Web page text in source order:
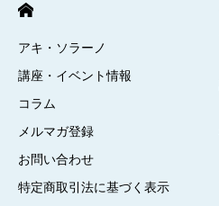
アキ・ソラーノ
講座・イベント情報
コラム
メルマガ登録
お問い合わせ
特定商取引法に基づく表示